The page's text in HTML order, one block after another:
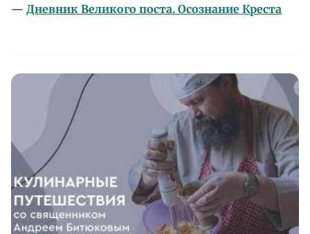
— Дневник Великого поста. Осознание Креста